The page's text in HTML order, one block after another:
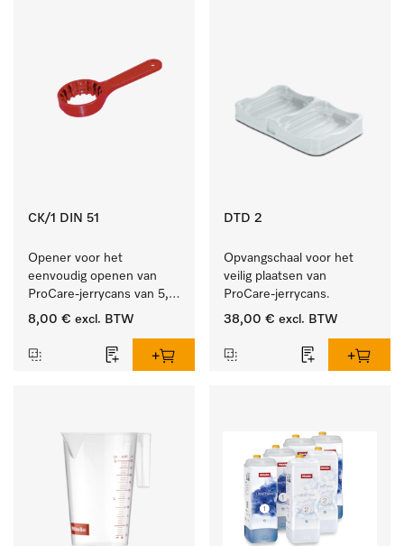
CK/1 DIN 51
Opener voor het
eenvoudig openen van
ProCare-jerrycans van 5,
10 en 20 l.
8,00 € excl. BTW
DTD 2
Opvangschaal voor het
veilig plaatsen van
ProCare-jerrycans.
38,00 € excl. BTW